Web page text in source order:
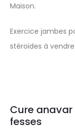
Maison.
Exercice jambes
stéroïdes à
Cure
fesses